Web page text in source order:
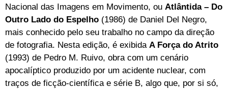
Nacional das Imagens em Movimento, ou Atlântida – Do
Outro Lado do Espelho (1986) de Daniel Del Negro,
mais conhecido pelo seu trabalho no campo da direção
de fotografia. Nesta edição, é exibida A Força do Atrito
(1993) de Pedro M. Ruivo, obra com um cenário
apocalíptico produzido por um acidente nuclear, com
traços de ficção-científica e série B, algo que, por si só,